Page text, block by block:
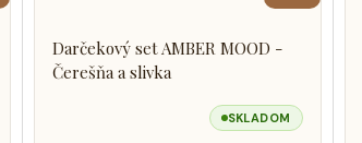
Darčekový set AMBER MOOD -
Čerešňa a slivka
SKLADOM